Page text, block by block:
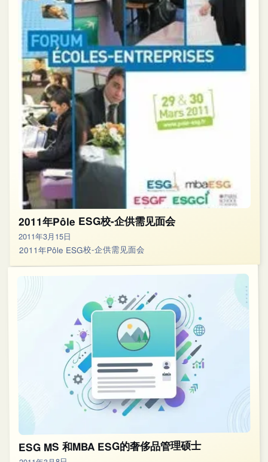
2011年Pôle ESG校-企供需见面会
2011年3月15日
2011年Pôle ESG校-企供需见面会
ESG MS 和MBA ESG的奢侈品管理硕士